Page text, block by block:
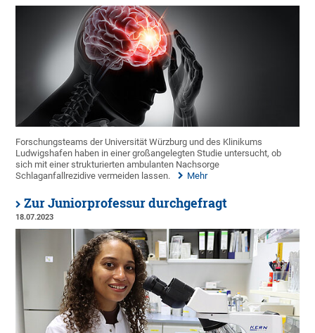
Forschungsteams der Universität Würzburg und des Klinikums
Ludwigshafen haben in einer großangelegten Studie untersucht, ob
sich mit einer strukturierten ambulanten Nachsorge
Schlaganfallrezidive vermeiden lassen.
Mehr
Zur Juniorprofessur durchgefragt
18.07.2023